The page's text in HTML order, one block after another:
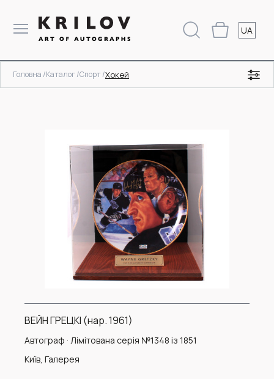
UA
Головна /Каталог /Спорт /Хокей
ВЕЙН ГРЕЦКІ (нар. 1961)
Автограф · Лімітована серія №1348 із 1851
Київ, Галерея